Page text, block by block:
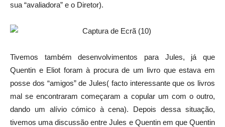
sua “avaliadora” e o Diretor).
Tivemos também desenvolvimentos para Jules, já que
Quentin e Eliot foram à procura de um livro que estava em
posse dos “amigos” de Jules( facto interessante que os livros
mal se encontraram começaram a copular um com o outro,
dando um alívio cómico à cena). Depois dessa situação,
tivemos uma discussão entre Jules e Quentin em que Quentin